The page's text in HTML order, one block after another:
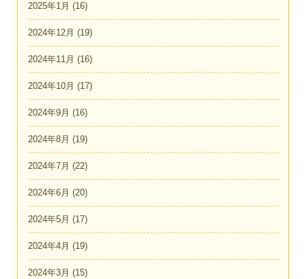
2025年1月 (16)
2024年12月 (19)
2024年11月 (16)
2024年10月 (17)
2024年9月 (16)
2024年8月 (19)
2024年7月 (22)
2024年6月 (20)
2024年5月 (17)
2024年4月 (19)
2024年3月 (15)